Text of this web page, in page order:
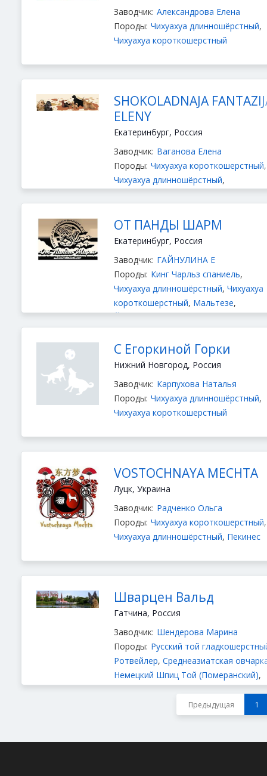
Заводчик: Александрова Елена
Породы: Чихуахуа длинношёрстный,
Чихуахуа короткошерстный
SHOKOLADNAJA
ELENY
Екатеринбург, Россия
Заводчик: Ваганова Елена
Породы: Чихуахуа короткошерстный,
Чихуахуа длинношёрстный,
ОТ ПАНДЫ ШАРМ
Екатеринбург, Россия
Заводчик: ГАЙНУЛИНА Е
Породы: Кинг Чарльз спаниель,
Чихуахуа длинношёрстный, Чихуахуа
короткошерстный, Мальтезе,
Немецкий Шпиц Той (Померанский),
Бивер терьер
С Егоркиной Горки
Нижний Новгород, Россия
Заводчик: Карпухова Наталья
Породы: Чихуахуа длинношёрстный,
Чихуахуа короткошерстный
VOSTOCHNAYA MECHTA
Луцк, Украина
Заводчик: Радченко Ольга
Породы: Чихуахуа короткошерстный,
Чихуахуа длинношёрстный, Пекинес
Шварцен Вальд
Гатчина, Россия
Заводчик: Шендерова Марина
Породы: Русский той
Ротвейлер, Среднеазиатская
Немецкий Шпиц Той (Померанский),
Немецкий шпиц малый
оранжевый, серый и другие окрасы,
Предыдущая 1